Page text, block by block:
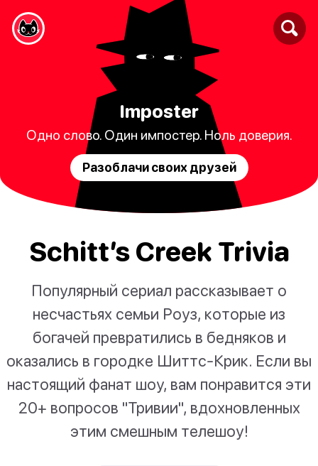
Imposter
Одно слово. Один импостер. Ноль доверия.
Разоблачи своих друзей
Schitt’s Creek Trivia
Популярный сериал рассказывает о
несчастьях семьи Роуз, которые из
богачей превратились в бедняков и
оказались в городке Шиттс-Крик. Если вы
настоящий фанат шоу, вам понравится эти
20+ вопросов "Тривии", вдохновленных
этим смешным телешоу!